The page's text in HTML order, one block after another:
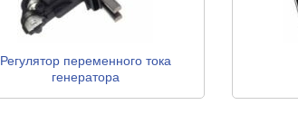
Регулятор переменного тока
генератора